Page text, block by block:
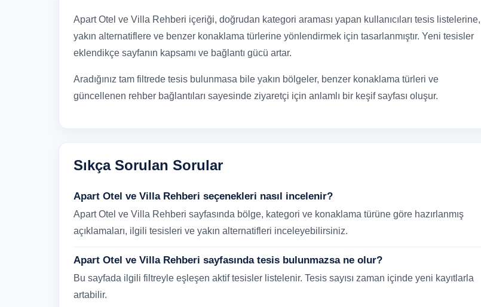
Apart Otel ve Villa Rehberi içeriği, doğrudan kategori araması yapan kullanıcıları tesis listelerine,
yakın alternatiflere ve benzer konaklama türlerine yönlendirmek için tasarlanmıştır. Yeni tesisler
eklendikçe sayfanın kapsamı ve bağlantı gücü artar.
Aradığınız tam filtrede tesis bulunmasa bile yakın bölgeler, benzer konaklama türleri ve
güncellenen rehber bağlantıları sayesinde ziyaretçi için anlamlı bir keşif sayfası oluşur.
Sıkça Sorulan Sorular
Apart Otel ve Villa Rehberi seçenekleri nasıl incelenir?
Apart Otel ve Villa Rehberi sayfasında bölge, kategori ve konaklama türüne göre hazırlanmış
açıklamaları, ilgili tesisleri ve yakın alternatifleri inceleyebilirsiniz.
Apart Otel ve Villa Rehberi sayfasında tesis bulunmazsa ne olur?
Bu sayfada ilgili filtreyle eşleşen aktif tesisler listelenir. Tesis sayısı zaman içinde yeni kayıtlarla
artabilir.